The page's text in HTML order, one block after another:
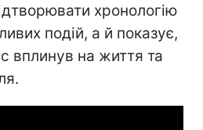
хронологію
подій, а й показує,
вплинув на життя та